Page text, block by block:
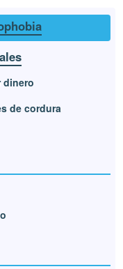
dinero
de cordura